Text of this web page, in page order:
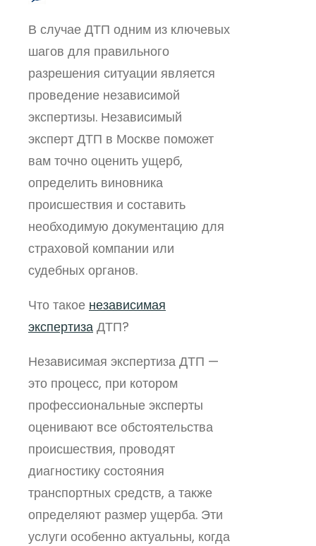
В случае ДТП одним из ключевых
шагов для правильного
разрешения ситуации является
проведение независимой
экспертизы. Независимый
эксперт ДТП в Москве поможет
вам точно оценить ущерб,
определить виновника
происшествия и составить
необходимую документацию для
страховой компании или
судебных органов.
Что такое независимая
экспертиза ДТП?
Независимая экспертиза ДТП —
это процесс, при котором
профессиональные эксперты
оценивают все обстоятельства
происшествия, проводят
диагностику состояния
транспортных средств, а также
определяют размер ущерба. Эти
услуги особенно актуальны, когда